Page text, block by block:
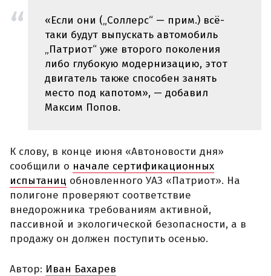
«Если они („Соллерс“ — прим.) всё-
таки будут выпускать автомобиль
„Патриот“ уже второго поколения
либо глубокую модернизацию, этот
двигатель также способен занять
место под капотом», — добавил
Максим Попов.
К слову, в конце июня «Автоновости дня»
сообщили о начале сертификационных
испытаниц обновленного УАЗ «Патриот». На
полигоне проверяют соответствие
внедорожника требованиям активной,
пассивной и экологической безопасности, а в
продажу он должен поступить осенью.
Автор: Иван Бахарев